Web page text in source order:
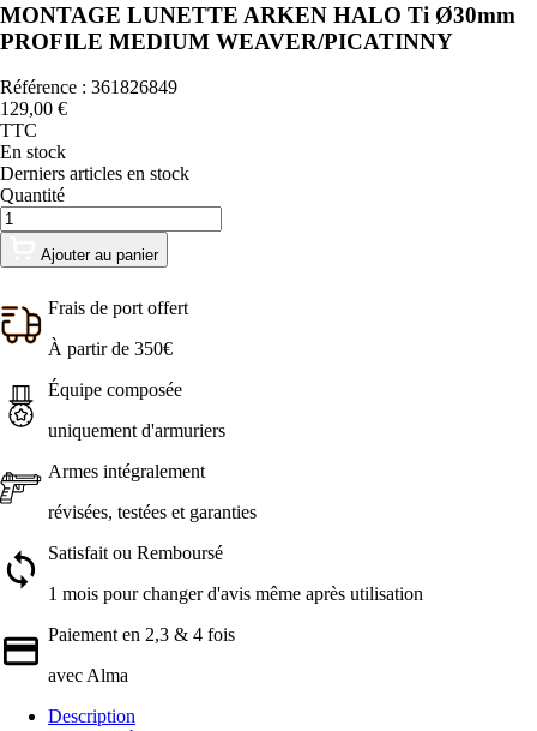
MONTAGE LUNETTE ARKEN HALO Ti Ø30mm
PROFILE MEDIUM WEAVER/PICATINNY
Référence : 361826849
129,00 €
TTC
En stock
Derniers articles en stock
Quantité
Ajouter au panier
Frais de port offert
À partir de 350€
Équipe composée
uniquement d'armuriers
Armes intégralement
révisées, testées et garanties
Satisfait ou Remboursé
1 mois pour changer d'avis même après utilisation
Paiement en 2,3 & 4 fois
avec Alma
Description